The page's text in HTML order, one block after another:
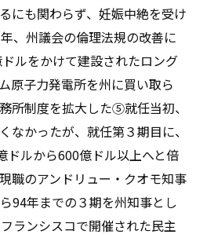
にも関わらず、妊娠中絶を受け
、州議会の倫理法規の改善に
ルをかけて建設されたロング
原子力発電所を州に買い取ら
所制度を拡大した⑤就任当初、
なかったが、就任第３期目に、
ドルから600億ドル以上へと倍
職のアンドリュー・クオモ知事
94年までの３期を州知事とし
ランシスコで開催された民主